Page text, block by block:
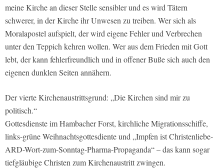
meine Kirche an dieser Stelle sensibler und es wird Tätern
schwerer, in der Kirche ihr Unwesen zu treiben. Wer sich als
Moralapostel aufspielt, der wird eigene Fehler und Verbrechen
unter den Teppich kehren wollen. Wer aus dem Frieden mit Gott
lebt, der kann fehlerfreundlich und in offener Buße sich auch den
eigenen dunklen Seiten annähern.
Der vierte Kirchenaustrittsgrund: „Die Kirchen sind mir zu
politisch.“
Gottesdienste im Hambacher Forst, kirchliche Migrationsschiffe,
links-grüne Weihnachtsgottesdiente und „Impfen ist Christenliebe-
ARD-Wort-zum-Sonntag-Pharma-Propaganda“ – das kann sogar
tiefgläubige Christen zum Kirchenaustritt zwingen.